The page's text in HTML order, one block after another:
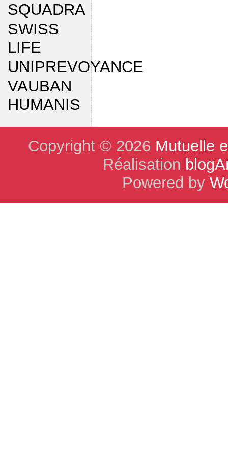
SQUADRA
SWISS
LIFE
UNIPREVOYANCE
VAUBAN
HUMANIS
Copyright © 2026 Mutuelle
Réalisation
Powered by